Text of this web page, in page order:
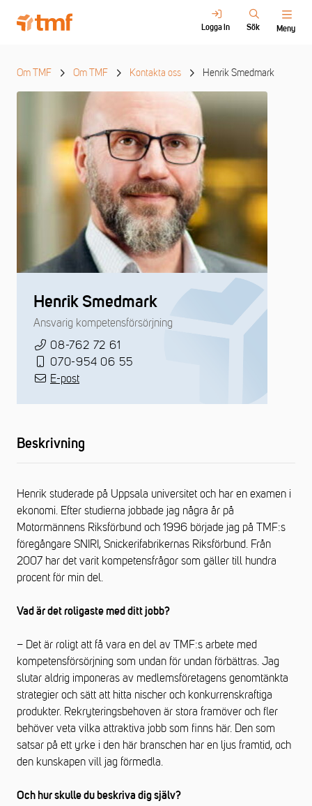
Logga in Sök Meny
Om TMF Om TMF Kontakta oss Henrik Smedmark
Henrik Smedmark
Ansvarig kompetensförsörjning
08-762 72 61
070-954 06 55
E-post
Beskrivning
Henrik studerade på Uppsala universitet och har en examen i
ekonomi. Efter studierna jobbade jag några år på
Motormännens Riksförbund och 1996 började jag på TMF:s
föregångare SNIRI, Snickerifabrikernas Riksförbund. Från
2007 har det varit kompetensfrågor som gäller till hundra
procent för min del.
Vad är det roligaste med ditt jobb?
– Det är roligt att få vara en del av TMF:s arbete med
kompetensförsörjning som undan för undan förbättras. Jag
slutar aldrig imponeras av medlemsföretagens genomtänkta
strategier och sätt att hitta nischer och konkurrenskraftiga
produkter. Rekryteringsbehoven är stora framöver och fler
behöver veta vilka attraktiva jobb som finns här. Den som
satsar på ett yrke i den här branschen har en ljus framtid, och
den kunskapen vill jag förmedla.
Och hur skulle du beskriva dig själv?